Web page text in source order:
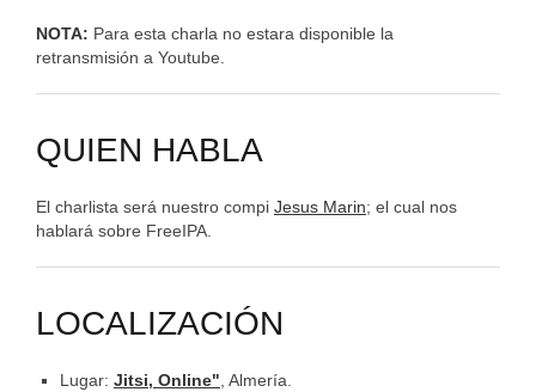
NOTA: Para esta charla no estara disponible la
retransmisión a Youtube.
QUIEN HABLA
El charlista será nuestro compi Jesus Marin; el cual nos
hablará sobre FreeIPA.
LOCALIZACIÓN
Lugar: Jitsi, Online" , Almería.